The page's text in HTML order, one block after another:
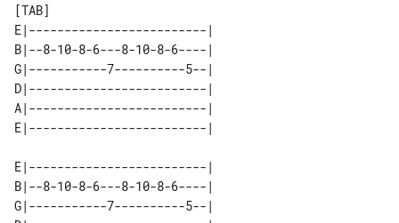
[TAB]
E|-------------------------|
B|--8-10-8-6---8-10-8-6----|
G|-----------7----------5--|
D|-------------------------|
A|-------------------------|
E|-------------------------|
B|--8-10-8-6---8-10-8-6----|
G|-----------7----------5--|